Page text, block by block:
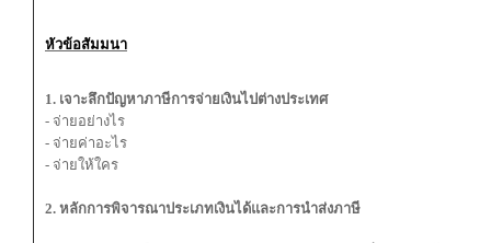
หัวข้อสัมมนา
1. เจาะลึกปัญหาภาษีการจ่ายเงินไปต่างประเทศ
- จ่ายอย่างไร
- จ่ายค่าอะไร
- จ่ายให้ใคร
2. หลักการพิจารณาประเภทเงินได้และการนำส่งภาษี